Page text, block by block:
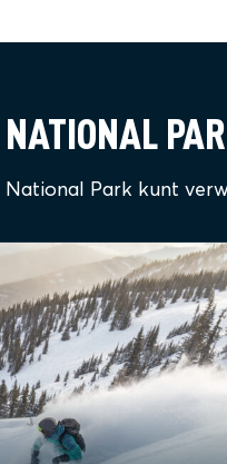
National Park kunt